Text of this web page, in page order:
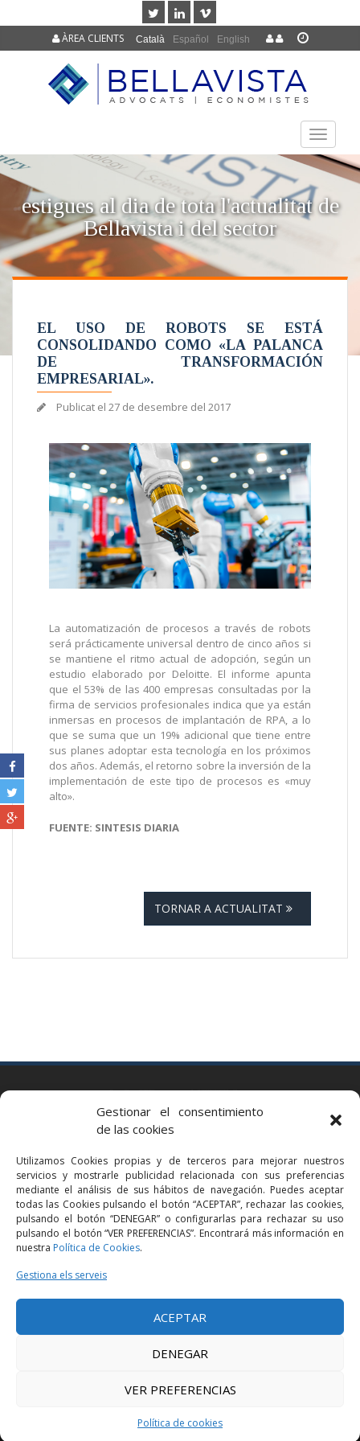
Gestionar el consentimiento
de las cookies
Utilizamos Cookies propias y de terceros para mejorar nuestros
servicios y mostrarle publicidad relacionada con sus preferencias
mediante el análisis de sus hábitos de navegación. Puedes aceptar
todas las Cookies pulsando el botón “ACEPTAR”, rechazar las cookies,
pulsando el botón “DENEGAR” o configurarlas para rechazar su uso
pulsando el botón “VER PREFERENCIAS”. Encontrará más información en
nuestra Política de Cookies.
Gestiona els serveis
ACEPTAR
DENEGAR
VER PREFERENCIAS
Política de cookies
Català Español English
ÀREA CLIENTS
TOGGLE
estigues al dia de tota l'actualitat de
Bellavista i del sector
EL USO DE ROBOTS SE ESTÁ
CONSOLIDANDO COMO «LA PALANCA
DE TRANSFORMACIÓN
EMPRESARIAL».
Publicat el 27 de desembre del 2017
La automatización de procesos a través de robots
será prácticamente universal dentro de cinco años si
se mantiene el ritmo actual de adopción, según un
estudio elaborado por Deloitte. El informe apunta
que el 53% de las 400 empresas consultadas por la
firma de servicios profesionales indica que ya están
inmersas en procesos de implantación de RPA, a lo
que se suma que un 19% adicional que tiene entre
sus planes adoptar esta tecnología en los próximos
dos años. Además, el retorno sobre la inversión de la
implementación de este tipo de procesos es «muy
alto».
FUENTE: SINTESIS DIARIA
TORNAR A ACTUALITAT
Via Augusta 2 bis, 3º, 08006 Barcelona
bcn@bellavistalegal.eu
GRANOLLERS
C/ Sant Jaume, 16 1r, 08401 Granollers (Bcn)
+34 93 860 39 60
grn@bellavistalegal.eu
MADRID
C/ Serrano 114, 2º izq. 28006 Madrid.
+34 91 431 98 21 | +34 91 431 98 95
mad@bellavistalegal.eu
© 2016 Bellavista Legal - Tots els drets reservats -
Disseny: